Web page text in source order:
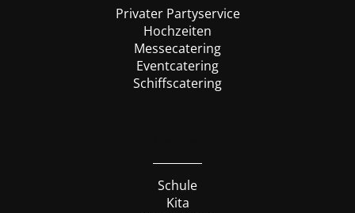
Privater Partyservice
Hochzeiten
Messecatering
Eventcatering
Schiffscatering
Schule
Kita